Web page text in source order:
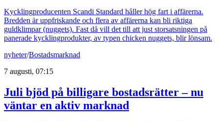
Kycklingproducenten Scandi Standard håller hög fart i affärerna.
Bredden är uppfriskande och flera av affärerna kan bli riktiga
guldklimpar (nuggets). Fast då vill det till att just storsatsningen på
panerade kycklingprodukter, av typen chicken nuggets, blir lönsam.
nyheter/Bostadsmarknad
7 augusti, 07:15
Juli bjöd på billigare bostadsrätter – nu
väntar en aktiv marknad